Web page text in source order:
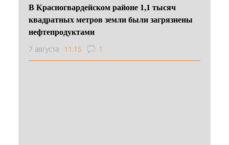
В Красногвардейском районе 1,1 тысяч
квадратных метров земли были загрязнены
нефтепродуктами
7 августа 11:15 1